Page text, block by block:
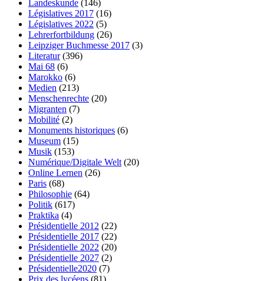
Landeskunde (146)
Législatives 2017 (16)
Législatives 2022 (5)
Lehrerfortbildung (26)
Leipziger Buchmesse 2017 (3)
Literatur(396)
Mai 68 (6)
Marokko (6)
Medien (213)
Menschenrechte (20)
Migranten (7)
Mobilité (2)
Monuments historiques (6)
Museum (15)
Musik (153)
Numérique/Digitale Welt (20)
Online Lernen (26)
Paris (68)
Philosophie (64)
Politik (617)
Praktika (4)
Présidentielle 2012 (22)
Présidentielle 2017 (22)
Présidentielle 2022 (20)
Présidentielle 2027 (2)
Présidentielle2020 (7)